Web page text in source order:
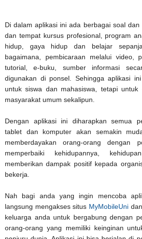
Di dalam aplikasi ini ada berbagai soal
dan tempat kursus profesional, program
hidup, gaya hidup dan belajar
bagaimana, pembicaraan melalui video,
tutorial, e-buku, sumber informasi
digunakan di ponsel. Sehingga aplikasi
untuk siswa dan mahasiswa, tetapi
masyarakat umum sekalipun.
Dengan aplikasi ini diharapkan semua
tablet dan komputer akan semakin
memberdayakan orang-orang dengan
memperbaiki kehidupannya,
memberikan dampak positif kepada
bekerja.
Nah bagi anda yang ingin mencoba
langsung mengakses situs MyMobileUni
keluarga anda untuk bergabung dengan
orang-orang yang memiliki keinginan